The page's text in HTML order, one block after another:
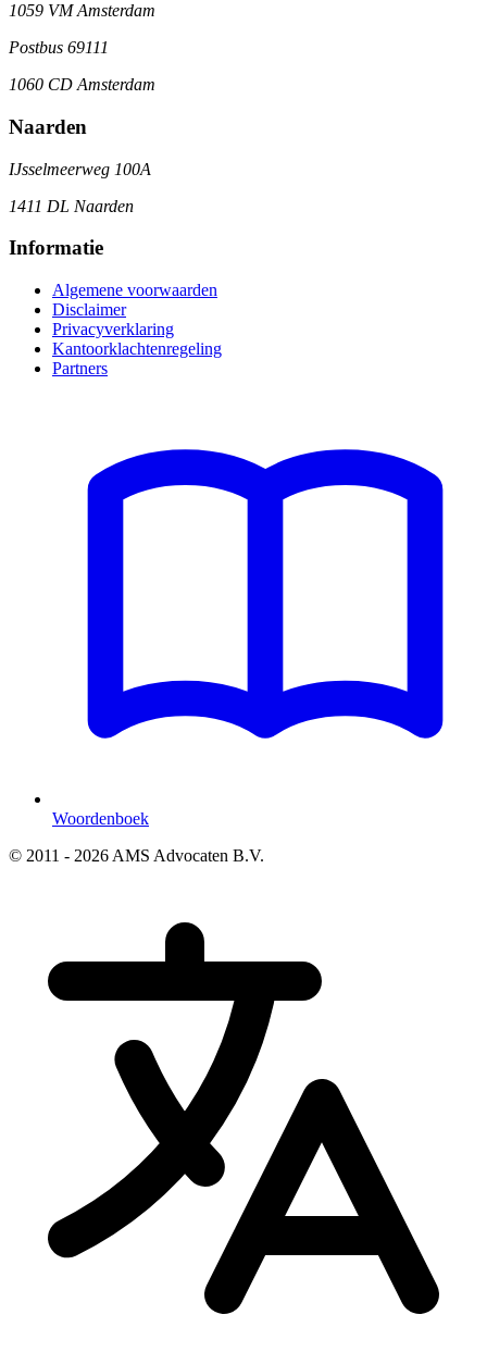
1059 VM Amsterdam
Postbus 69111
1060 CD Amsterdam
Naarden
IJsselmeerweg 100A
1411 DL Naarden
Informatie
Algemene voorwaarden
Disclaimer
Privacyverklaring
Kantoorklachtenregeling
Partners
Woordenboek
© 2011 - 2026 AMS Advocaten B.V.